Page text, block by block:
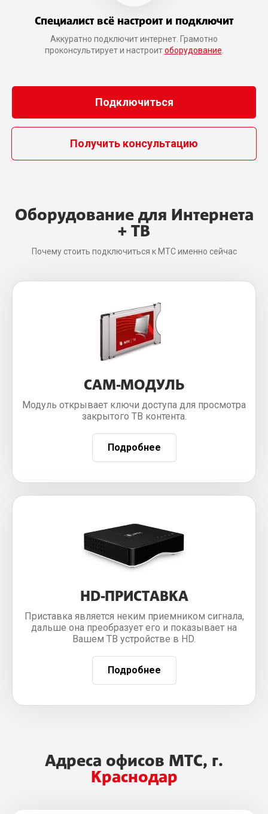
Специалист всё настроит и подключит
Аккуратно подключит интернет. Грамотно
проконсультирует и настроитоборудование
Подключиться
Получить консультацию
Оборудование для Интернета
+ ТВ
Почему стоить подключиться к МТС именно сейчас
CAM-МОДУЛЬ
Модуль открывает ключи доступа для просмотра
закрытого ТВ контента.
Подробнее
HD-ПРИСТАВКА
Приставка является неким приемником сигнала,
дальше она преобразует его и показывает на
Вашем ТВ устройстве в HD.
Подробнее
Адреса офисов МТС, г.
Краснодар